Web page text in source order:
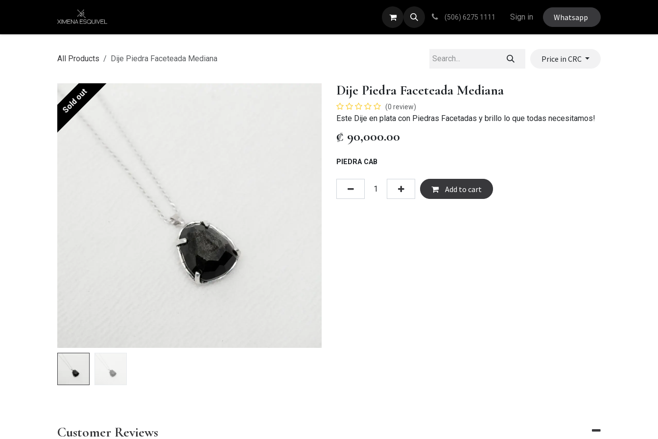
PULSERAS (506) 6275 1111 Sign in Whatsapp
All Products Dije Piedra Faceteada Mediana Price in CRC
Sold out Dije Piedra Faceteada Mediana
(0 review)
Este Dije en plata con Piedras Facetadas y brillo lo que todas necesitamos!
₡ 90,000.00
PIEDRA CAB
Add to cart
Customer Reviews